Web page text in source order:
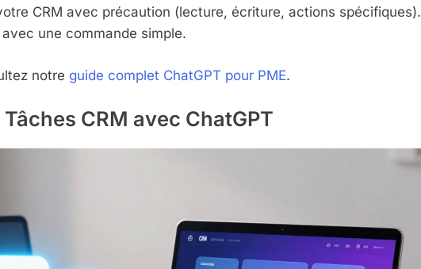
CRM avec précaution (lecture, écriture, actions spécifiques).
une commande simple.
notre guide complet ChatGPT pour PME.
CRM avec ChatGPT